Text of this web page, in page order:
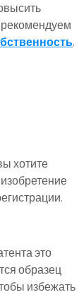
рекомендуем
.
хотите
это
образец
избежать